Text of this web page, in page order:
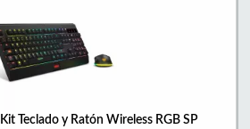
Teclado y Ratón Wireless RGB SP